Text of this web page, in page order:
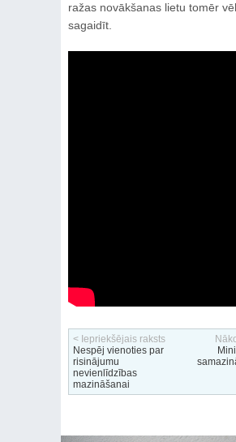
ražas novākšanas lietu tomēr
sagaidīt.
< Iepriekšējais raksts
Nespēj vienoties par
risinājumu
nevienlīdzības
mazināšanai